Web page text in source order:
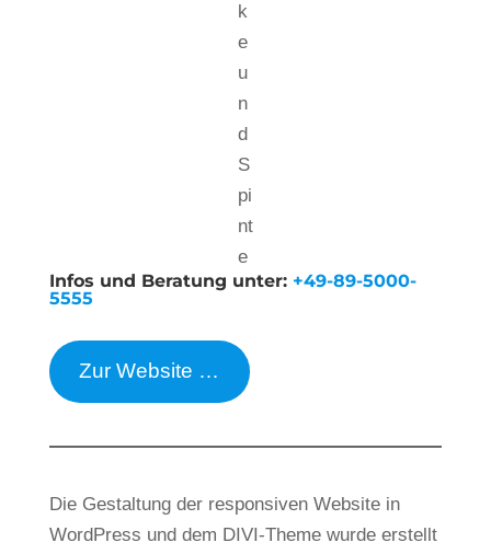
k
e
u
n
d
S
pi
nt
e
Infos und Beratung unter: +49-89-5000-
5555
Zur Website …
Die Gestaltung der responsiven Website in
WordPress und dem DIVI-Theme wurde erstellt